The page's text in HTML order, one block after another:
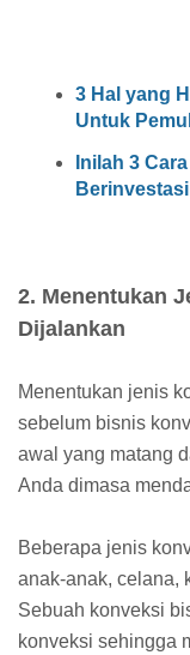
3 Hal yang
Untuk
Inilah 3
Berinvestasi
2. Menentukan
Dijalankan
Menentukan jenis
sebelum bisnis
awal yang matang
Anda dimasa
Beberapa jenis
anak-anak, celana,
Sebuah konveksi
konveksi sehingga